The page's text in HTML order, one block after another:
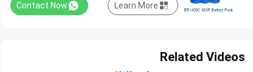
Contact Now Learn More
Related Videos